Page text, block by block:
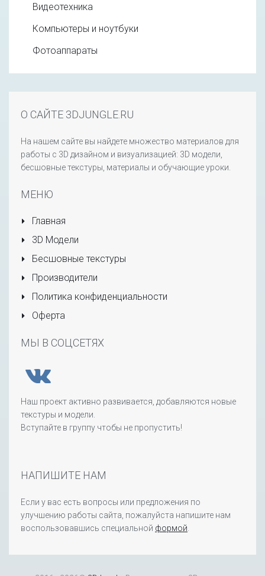
Видеотехника
Компьютеры и ноутбуки
Фотоаппараты
О САЙТЕ 3DJUNGLE.RU
На нашем сайте вы найдете множество материалов для
работы с 3D дизайном и визуализацией: 3D модели,
бесшовные текстуры, материалы и обучающие уроки.
МЕНЮ
Главная
3D Модели
Бесшовные текстуры
Производители
Политика конфиденциальности
Оферта
МЫ В СОЦСЕТЯХ
Наш проект активно развивается, добавляются новые
текстуры и модели.
Вступайте в группу чтобы не пропустить!
НАПИШИТЕ НАМ
Если у вас есть вопросы или предложения по
улучшению работы сайта, пожалуйста напишите нам
воспользовавшись специальной формой